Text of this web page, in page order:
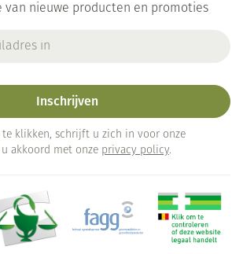
van nieuwe producten en promoties
Inschrijven
klikken, schrijft u zich in voor onze
akkoord met onze privacy policy.